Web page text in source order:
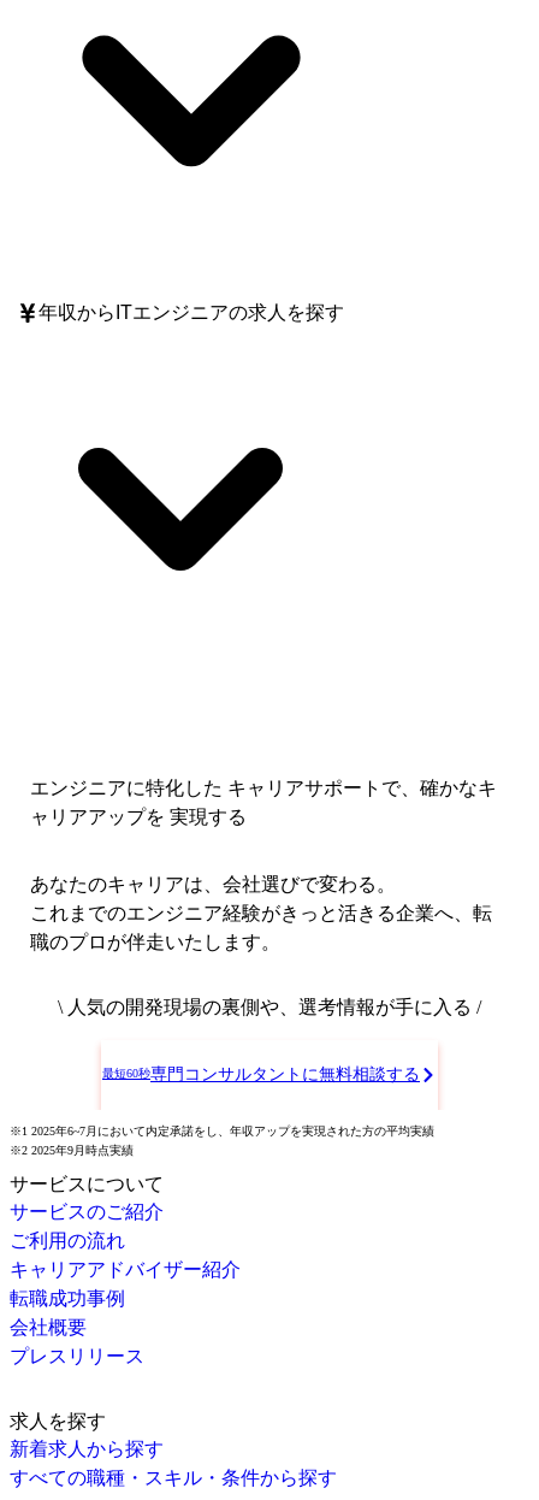
年収からITエンジニアの求人を探す
エンジニアに特化した キャリアサポートで、 確かなキ
ャリアアップを 実現する
あなたのキャリアは、会社選びで変わる。
これまでのエンジニア経験がきっと活きる企業へ、転
職のプロが伴走いたします。
\ 人気の開発現場の裏側や、選考情報が手に入る /
最短60秒専門コンサルタントに無料相談する
※1 2025年6~7月において内定承諾をし、年収アップを実現された方の平均実績
※2 2025年9月時点実績
サービスについて
サービスのご紹介
ご利用の流れ
キャリアアドバイザー紹介
転職成功事例
会社概要
プレスリリース
求人を探す
新着求人から探す
すべての職種・スキル・条件から探す